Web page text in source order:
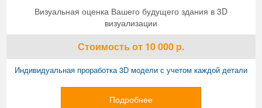
Визуальная оценка Вашего будущего здания в 3D
визуализации
Стоимостьот 10 000 р.
Индивидуальная проработка 3D модели с учетом каждой детали
Подробнее